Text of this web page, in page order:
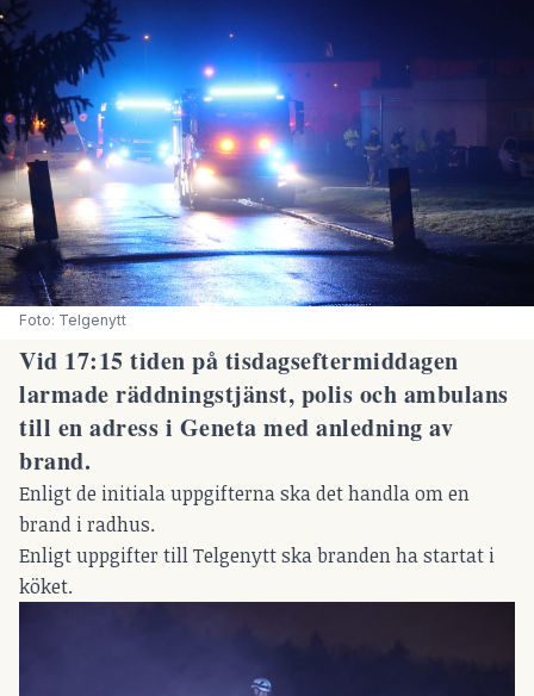
Foto: Telgenytt
Vid 17:15 tiden på tisdagseftermiddagen
larmade räddningstjänst, polis och ambulans
till en adress i Geneta med anledning av
brand.
Enligt de initiala uppgifterna ska det handla om en
brand i radhus.
Enligt uppgifter till Telgenytt ska branden ha startat i
köket.